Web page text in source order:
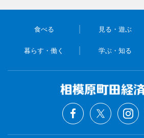
食べる 見る・遊ぶ
暮らす・働く 学ぶ・知る